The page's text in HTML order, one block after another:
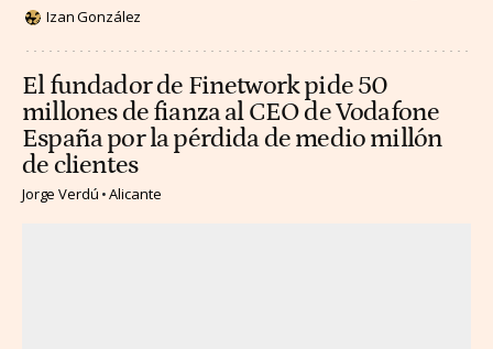
Izan González
El fundador de Finetwork pide 50
millones de fianza al CEO de Vodafone
España por la pérdida de medio millón
de clientes
Jorge Verdú Alicante